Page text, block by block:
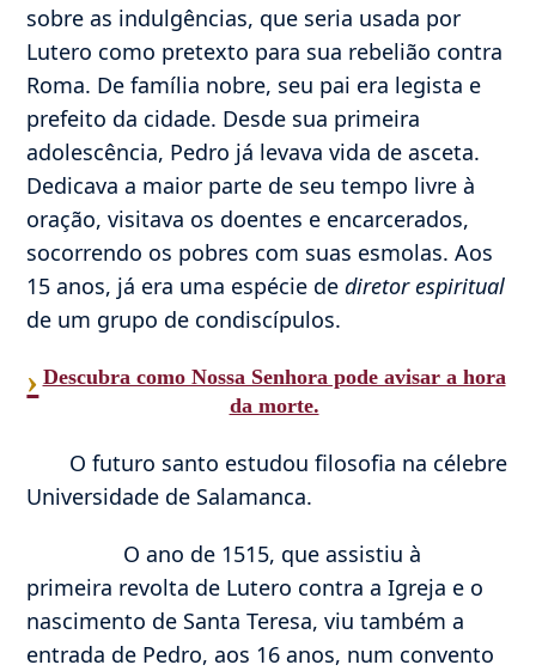
sobre as indulgências, que seria usada por
Lutero como pretexto para sua rebelião contra
Roma. De família nobre, seu pai era legista e
prefeito da cidade. Desde sua primeira
adolescência, Pedro já levava vida de asceta.
Dedicava a maior parte de seu tempo livre à
oração, visitava os doentes e encarcerados,
socorrendo os pobres com suas esmolas. Aos
15 anos, já era uma espécie dediretor espiritual
de um grupo de condiscípulos.
› Descubra como Nossa Senhora pode avisar a hora
da morte.
O futuro santo estudou filosofia na célebre
Universidade de Salamanca.
O ano de 1515, que assistiu à
primeira revolta de Lutero contra a Igreja e o
nascimento de Santa Teresa, viu também a
entrada de Pedro, aos 16 anos, num convento